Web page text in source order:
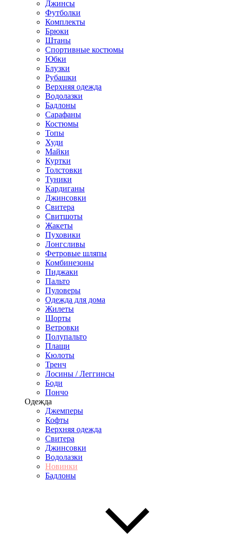
Джинсы
Футболки
Комплекты
Брюки
Штаны
Спортивные костюмы
Юбки
Блузки
Рубашки
Верхняя одежда
Водолазки
Бадлоны
Сарафаны
Костюмы
Топы
Худи
Майки
Куртки
Толстовки
Туники
Кардиганы
Джинсовки
Свитера
Свитшоты
Жакеты
Пуховики
Лонгсливы
Фетровые шляпы
Комбинезоны
Пиджаки
Пальто
Пуловеры
Одежда для дома
Жилеты
Шорты
Ветровки
Полупальто
Плащи
Кюлоты
Тренч
Лосины / Леггинсы
Боди
Пончо
Одежда
Джемперы
Кофты
Верхняя одежда
Свитера
Джинсовки
Водолазки
Новинки
Бадлоны